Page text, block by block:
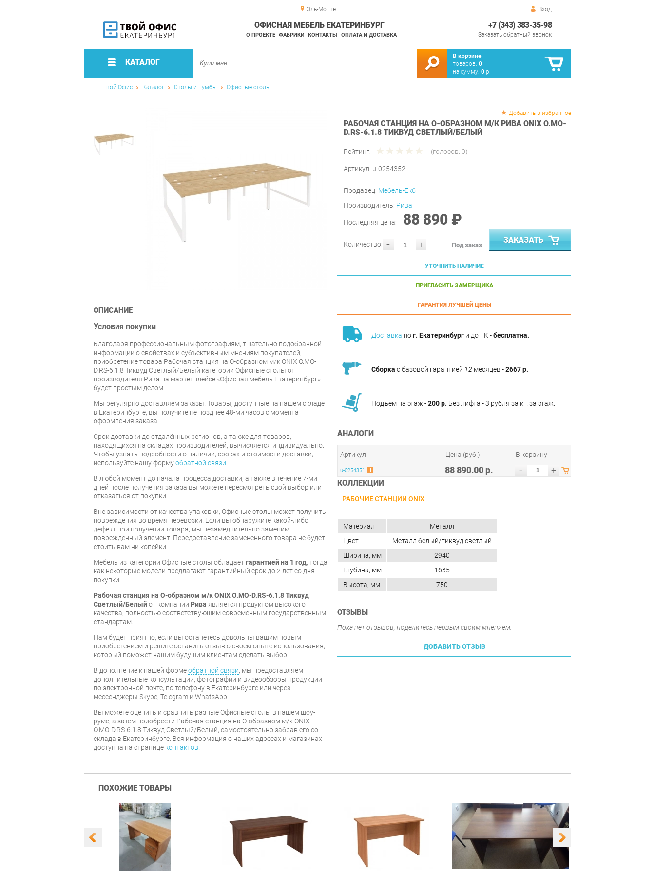
Эль-Монте Вход
+7 (343) 383-35-98
Заказать обратный звонок
ОФИСНАЯ МЕБЕЛЬ ЕКАТЕРИНБУРГ
О ПРОЕКТЕ ФАБРИКИ КОНТАКТЫ ОПЛАТА И ДОСТАВКА
КАТАЛОГ
В корзине
товаров: 0
на сумму: 0 р.
Твой Офис Каталог Столы и Тумбы Офисные столы
Добавить в избранное
РАБОЧАЯ СТАНЦИЯ НА О-ОБРАЗНОМ М/К РИВА ONIX O.MO-
D.RS-6.1.8 ТИКВУД СВЕТЛЫЙ/БЕЛЫЙ
Рейтинг: (голосов: 0)
Артикул: u-0254352
Продавец: Мебель-Екб
Производитель: Рива
Последняя цена: 88 890 ₽
- +
Количество: Под заказ
ЗАКАЗАТЬ
УТОЧНИТЬ НАЛИЧИЕ
ПРИГЛАСИТЬ ЗАМЕРЩИКА
ГАРАНТИЯ ЛУЧШЕЙ ЦЕНЫ
Доставка пог. Екатеринбург и до ТК -бесплатна.
Сборка с базовой гарантией 12 месяцев -2667 р.
Подъём на этаж -200 р. Без лифта - 3 рубля за кг. за этаж.
АНАЛОГИ
Артикул Цена (руб.) В корзину
u-0254351 88 890.00 р. - +
КОЛЛЕКЦИИ
РАБОЧИЕ СТАНЦИИ ONIX
ОПИСАНИЕ
Условия покупки
Благодаря профессиональным фотографиям, тщательно подобранной
информации о свойствах и субъективным мнениям покупателей,
приобретение товара Рабочая станция на О-образном м/к ONIX O.MO-
D.RS-6.1.8 Тиквуд Светлый/Белый категории Офисные столы от
производителя Рива на маркетплейсе «Офисная мебель Екатеринбург»
будет простым делом.
Мы регулярно доставляем заказы. Товары, доступные на нашем складе
в Екатеринбурге, вы получите не позднее 48-ми часов с момента
оформления заказа.
Срок доставки до отдалённых регионов, а также для товаров,
находящихся на складах производителей, вычисляется индивидуально.
Чтобы узнать подробности о наличии, сроках и стоимости доставки,
используйте нашу формуобратной связи
В любой момент до начала процесса доставки, а также в течение 7-ми
дней после получения заказа вы можете пересмотреть свой выбор или
отказаться от покупки.
Вне зависимости от качества упаковки, Офисные столы может получить
повреждения во время перевозки. Если вы обнаружите какой-либо
дефект при получении товара, мы незамедлительно заменим
поврежденный элемент. Передоставление замененного товара не будет
стоить вам ни копейки.
Мебель из категории Офисные столы обладаетгарантией на 1 год, тогда
как некоторые модели предлагают гарантийный срок до 2 лет со дня
покупки.
Рабочая станция на О-образном м/к ONIX O.MO-D.RS-6.1.8 Тиквуд
Светлый/Белыйот компании Рива является продуктом высокого
качества, полностью соответствующим современным государственным
стандартам.
Нам будет приятно, если вы останетесь довольны вашим новым
приобретением и решите оставить отзыв о своем опыте использования,
который поможет нашим будущим клиентам сделать выбор.
В дополнение к нашей формеобратной связи, мы предоставляем
дополнительные консультации, фотографии и видеообзоры продукции
по электронной почте, по телефону в Екатеринбурге или через
мессенджеры Skype, Telegram и WhatsApp.
Вы можете оценить и сравнить разные Офисные столы в нашем шоу-
руме, а затем приобрести Рабочая станция на О-образном м/к ONIX
O.MO-D.RS-6.1.8 Тиквуд Светлый/Белый, самостоятельно забрав его со
склада в Екатеринбурге. Вся информация о наших адресах и магазинах
доступна на странице контактов
Материал
Металл
Цвет
Металл белый/тиквуд светлый
Ширина, мм
2940
Глубина, мм
1635
Высота, мм
750
ОТЗЫВЫ
Пока нет отзывов, поделитесь первым своим мнением.
ДОБАВИТЬ ОТЗЫВ
ПОХОЖИЕ ТОВАРЫ